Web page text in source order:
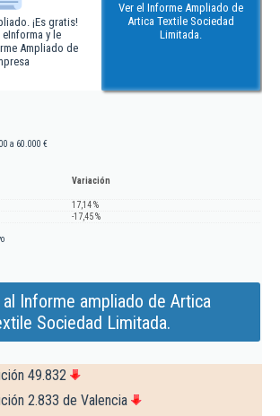
¡Es gratis!
y le
Ampliado de
Ver el Informe Ampliado de
Artica Textile Sociedad
Limitada.
a 60.000 €
Variación
17,14 %
-17,45 %
Informe ampliado de Artica
Sociedad Limitada.
49.832
2.833 de Valencia